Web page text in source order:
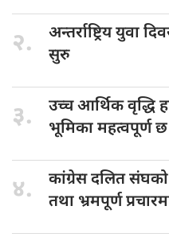
२. अन्तर्राष्ट्रिय युवा
सुरु
३. उच्च आर्थिकवृद्धि
भूमिका महत्वपूर्ण छ
४. कांग्रेस दलित
तथा भ्रमपूर्ण